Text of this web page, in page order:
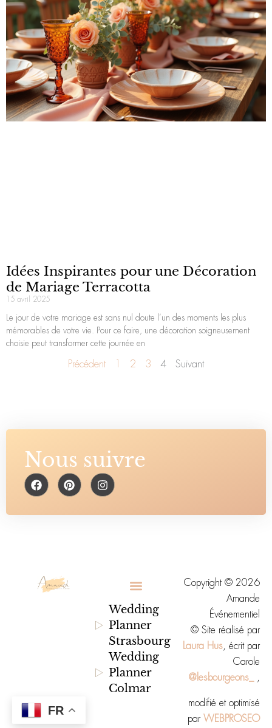
Idées Inspirantes pour une Décoration
de Mariage Terracotta
15 avril 2025
Le jour de votre mariage est sans nul doute l’un des moments les plus
mémorables de votre vie. Pour ce faire, une décoration soigneusement
choisie peut transformer cette journée en
Précédent 2 3 4 Suivant
Nous suivre
F
a
c
P
i
n
I
n
s
Wedding
Planner
Strasbourg
Wedding
Planner
Colmar
Copyright © 2026
Amande
Événementiel
© Site réalisé par
Laura Hus, écrit par
Carole
@lesbourgeons_,
modifié et optimisé
par WEBPROSEO
FR